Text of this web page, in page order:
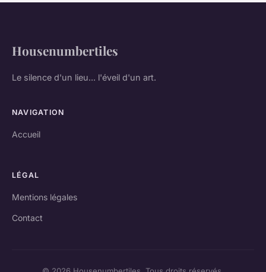
Housenumbertiles
Le silence d'un lieu... l'éveil d'un art.
NAVIGATION
Accueil
LÉGAL
Mentions légales
Contact